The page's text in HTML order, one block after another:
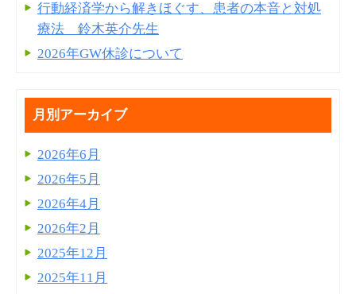
行動経済学から解きほぐす、患者の本音と対処
療法 鈴木英介先生
2026年GW休診について
月別アーカイブ
2026年6月
2026年5月
2026年4月
2026年2月
2025年12月
2025年11月